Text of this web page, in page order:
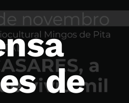
de